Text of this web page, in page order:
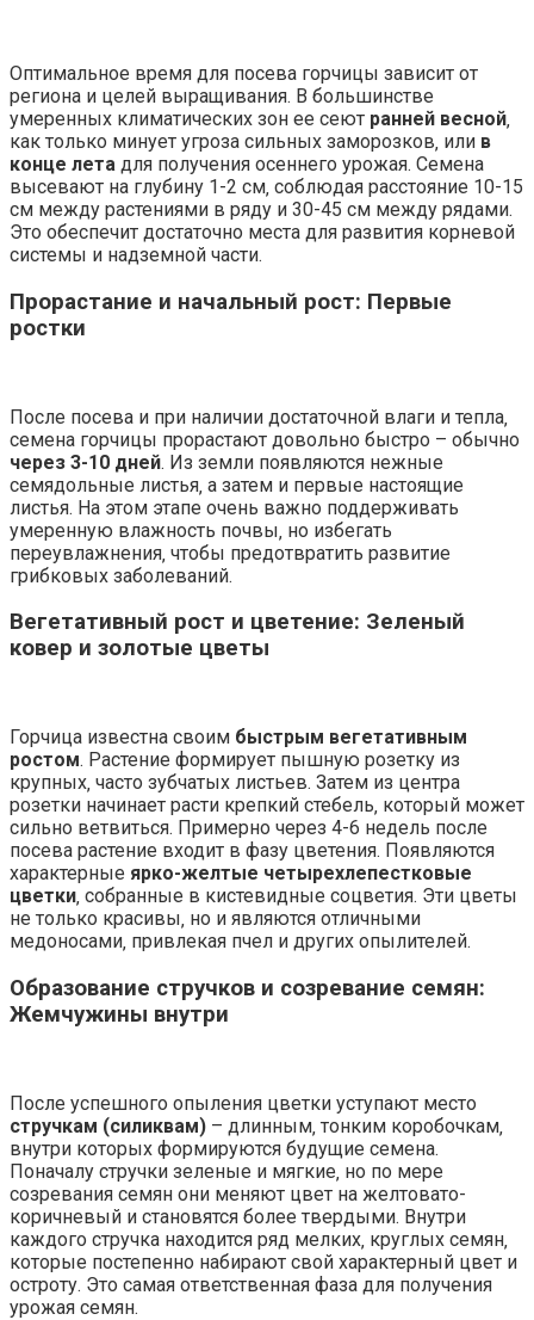
Оптимальное время для посева горчицы зависит от
региона и целей выращивания. В большинстве
умеренных климатических зон ее сеют ранней весной‚
как только минует угроза сильных заморозков‚ или в
конце лета для получения осеннего урожая. Семена
высевают на глубину 1-2 см‚ соблюдая расстояние 10-15
см между растениями в ряду и 30-45 см между рядами.
Это обеспечит достаточно места для развития корневой
системы и надземной части.
Прорастание и начальный рост: Первые
ростки
После посева и при наличии достаточной влаги и тепла‚
семена горчицы прорастают довольно быстро – обычно
через 3-10 дней. Из земли появляются нежные
семядольные листья‚ а затем и первые настоящие
листья. На этом этапе очень важно поддерживать
умеренную влажность почвы‚ но избегать
переувлажнения‚ чтобы предотвратить развитие
грибковых заболеваний.
Вегетативный рост и цветение: Зеленый
ковер и золотые цветы
Горчица известна своим быстрым вегетативным
ростом. Растение формирует пышную розетку из
крупных‚ часто зубчатых листьев. Затем из центра
розетки начинает расти крепкий стебель‚ который может
сильно ветвиться. Примерно через 4-6 недель после
посева растение входит в фазу цветения. Появляются
характерные ярко-желтые четырехлепестковые
цветки‚ собранные в кистевидные соцветия. Эти цветы
не только красивы‚ но и являются отличными
медоносами‚ привлекая пчел и других опылителей.
Образование стручков и созревание семян:
Жемчужины внутри
После успешного опыления цветки уступают место
стручкам (силиквам) – длинным‚ тонким коробочкам‚
внутри которых формируются будущие семена.
Поначалу стручки зеленые и мягкие‚ но по мере
созревания семян они меняют цвет на желтовато-
коричневый и становятся более твердыми. Внутри
каждого стручка находится ряд мелких‚ круглых семян‚
которые постепенно набирают свой характерный цвет и
остроту. Это самая ответственная фаза для получения
урожая семян.